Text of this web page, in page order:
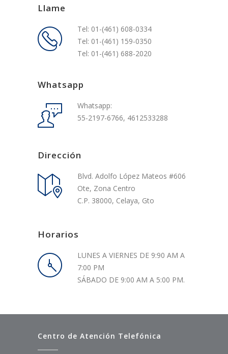
Llame
Tel: 01-(461) 608-0334
Tel: 01-(461) 159-0350
Tel: 01-(461) 688-2020
Whatsapp
Whatsapp:
55-2197-6766, 4612533288
Dirección
Blvd. Adolfo López Mateos #606
Ote, Zona Centro
C.P. 38000, Celaya, Gto
Horarios
LUNES A VIERNES DE 9:90 AM A
7:00 PM
SÁBADO DE 9:00 AM A 5:00 PM.
Centro de Atención Telefónica